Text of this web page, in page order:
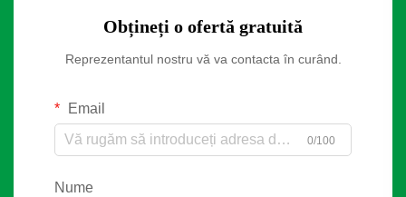
Obțineți o ofertă gratuită
Reprezentantul nostru vă va contacta în curând.
Email
0/100
Nume